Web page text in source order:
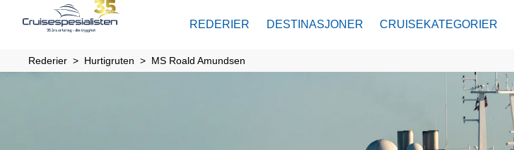
REDERIER DESTINASJONER CRUISEKATEGORIER
Rederier Hurtigruten MS Roald Amundsen